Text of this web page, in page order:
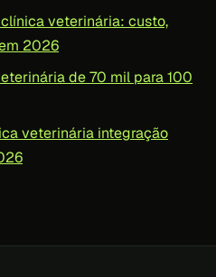
veterinária: custo,
2026
de 70 mil para 100
veterinária integração